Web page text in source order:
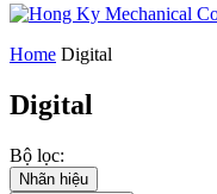
Home Digital
Digital
Bộ lọc:
Nhãn hiệu